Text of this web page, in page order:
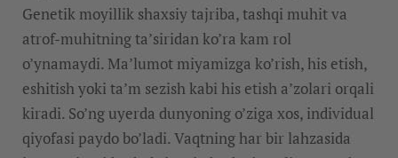
Genetik moyillik shaxsiy tajriba, tashqi muhit va
atrof-muhitning ta’siridan ko’ra kam rol
o’ynamaydi. Ma’lumot miyamizga ko’rish, his etish,
eshitish yoki ta’m sezish kabi his etish a’zolari orqali
kiradi. So’ng uyerda dunyoning o’ziga xos, individual
qiyofasi paydo bo’ladi. Vaqtning har bir lahzasida